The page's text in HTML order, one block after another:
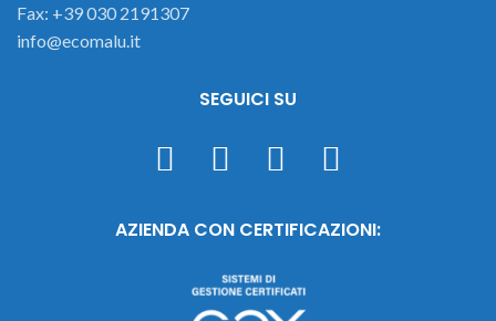
Fax: +39 030 2191307
info@ecomalu.it
SEGUICI SU
AZIENDA CON CERTIFICAZIONI: